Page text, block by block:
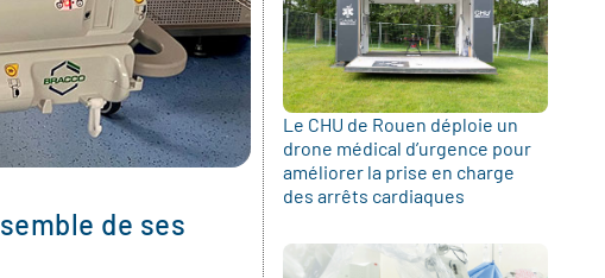
de ses
Le CHU de Rouen déploie un
drone médical d’urgence pour
améliorer la prise en charge
des arrêts cardiaques